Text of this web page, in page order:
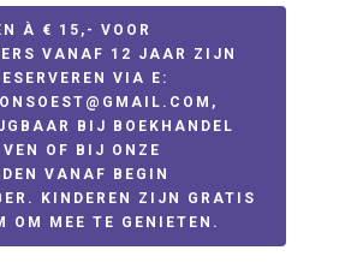
À € 15,- VOOR
VANAF 12 JAAR ZIJN
VIA E:
BIJ BOEKHANDEL
OF BIJ ONZE
VANAF BEGIN
KINDEREN ZIJN GRATIS
OM MEE TE GENIETEN.
Agenda pdf
Nieuwsbrief
Cultureel Café
Kies je kunst
Kunst in de openbare
ruimte
Kunst Natuur Welzijn
je horen
Zien en
Beeldend
Kennis &